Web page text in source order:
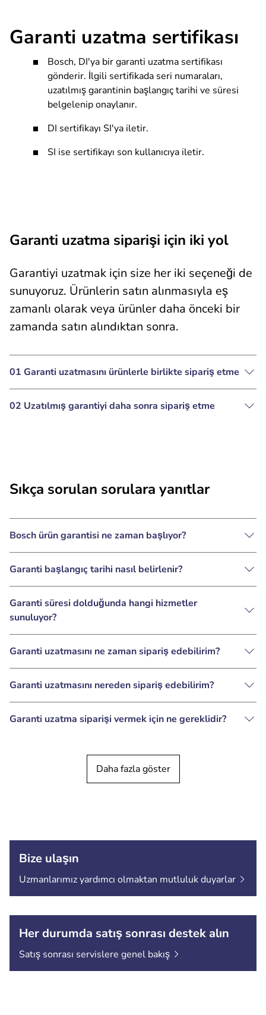
Garanti uzatma sertifikası
Bosch, DI'ya bir garanti uzatma sertifikası
gönderir. İlgili sertifikada seri numaraları,
uzatılmış garantinin başlangıç tarihi ve süresi
belgelenip onaylanır.
DI sertifikayı SI'ya iletir.
SI ise sertifikayı son kullanıcıya iletir.
Garanti uzatma siparişi için iki yol
Garantiyi uzatmak için size her iki seçeneği de
sunuyoruz. Ürünlerin satın alınmasıyla eş
zamanlı olarak veya ürünler daha önceki bir
zamanda satın alındıktan sonra.
01 Garanti uzatmasını ürünlerle birlikte sipariş etme
02 Uzatılmış garantiyi daha sonra sipariş etme
Sıkça sorulan sorulara yanıtlar
Bosch ürün garantisi ne zaman başlıyor?
Garanti başlangıç ​​tarihi nasıl belirlenir?
Garanti süresi dolduğunda hangi hizmetler
sunuluyor?
Garanti uzatmasını ne zaman sipariş edebilirim?
Garanti uzatmasını nereden sipariş edebilirim?
Garanti uzatma siparişi vermek için ne gereklidir?
Daha fazla göster
Bize ulaşın
Uzmanlarımız yardımcı olmaktan mutlulukduyarlar
Her durumda satış sonrası destek alın
Satış sonrası servislere genel bakış